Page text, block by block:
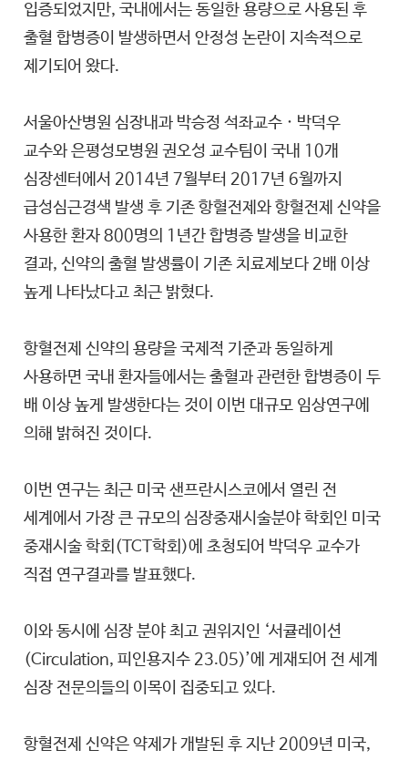
입증되었지만, 국내에서는 동일한 용량으로 사용된 후
출혈 합병증이 발생하면서 안정성 논란이 지속적으로
제기되어 왔다.
서울아산병원 심장내과 박승정 석좌교수 · 박덕우
교수와 은평성모병원 권오성 교수팀이 국내 10개
심장센터에서 2014년 7월부터 2017년 6월까지
급성심근경색 발생 후 기존 항혈전제와 항혈전제 신약을
사용한 환자 800명의 1년간 합병증 발생을 비교한
결과, 신약의 출혈 발생률이 기존 치료제보다 2배 이상
높게 나타났다고 최근 밝혔다.
항혈전제 신약의 용량을 국제적 기준과 동일하게
사용하면 국내 환자들에서는 출혈과 관련한 합병증이 두
배 이상 높게 발생한다는 것이 이번 대규모 임상연구에
의해 밝혀진 것이다.
이번 연구는 최근 미국 샌프란시스코에서 열린 전
세계에서 가장 큰 규모의 심장중재시술분야 학회인 미국
중재시술 학회(TCT학회)에 초청되어 박덕우 교수가
직접 연구결과를 발표했다.
이와 동시에 심장 분야 최고 권위지인 ‘서큘레이션
(Circulation, 피인용지수 23.05)’에 게재되어 전 세계
심장 전문의들의 이목이 집중되고 있다.
항혈전제 신약은 약제가 개발된 후 지난 2009년 미국,